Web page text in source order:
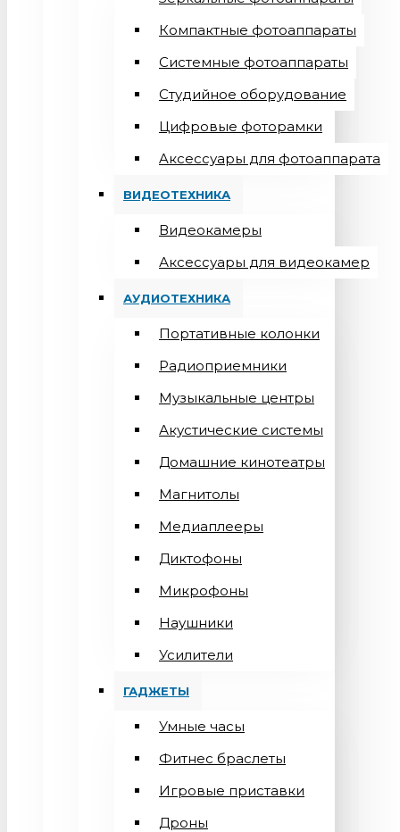
Компактные фотоаппараты
Системные фотоаппараты
Студийное оборудование
Цифровые фоторамки
Aксессуары для фотоаппарата
ВИДЕОТЕХНИКА
Видеокамеры
Аксессуары для видеокамер
АУДИОТЕХНИКА
Портативные колонки
Радиоприемники
Музыкальные центры
Акустические системы
Домашние кинотеатры
Магнитолы
Медиаплееры
Диктофоны
Микрофоны
Наушники
Усилители
ГАДЖЕТЫ
Умные часы
Фитнес браслеты
Игровые приставки
Дроны